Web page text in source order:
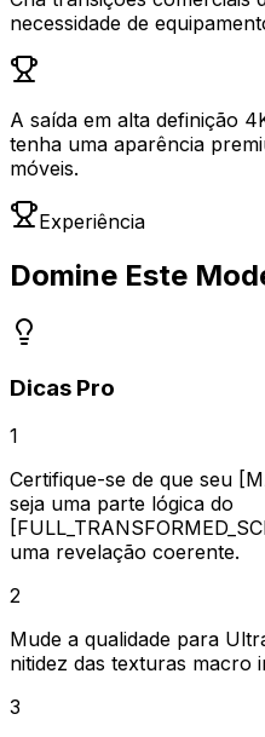
necessidade de
A saída em alta definição
tenha uma aparência
móveis.
Experiência
Domine Este
Dicas Pro
1
Certifique-se de que seu
seja uma parte lógica do
uma revelação coerente.
2
Mude a qualidade para
nitidez das texturas macro
3